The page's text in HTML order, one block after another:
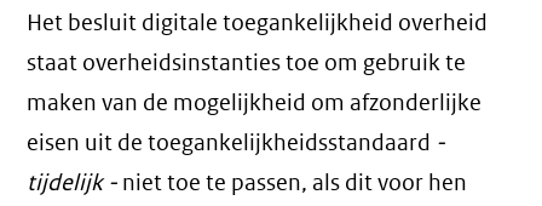
Het besluit digitale toegankelijkheid overheid
staat overheidsinstanties toe om gebruik te
maken van de mogelijkheid om afzonderlijke
eisen uit de toegankelijkheidsstandaard -
tijdelijk - niet toe te passen, als dit voor hen